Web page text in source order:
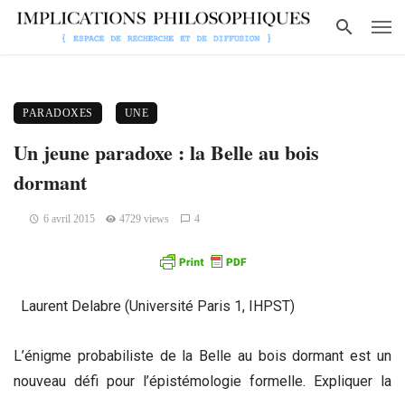
PARADOXES UNE
Un jeune paradoxe : la Belle au bois
dormant
6 avril 2015 4729 views 4
Laurent Delabre (Université Paris 1, IHPST)
L’énigme probabiliste de la Belle au bois dormant est un
nouveau défi pour l’épistémologie formelle. Expliquer la